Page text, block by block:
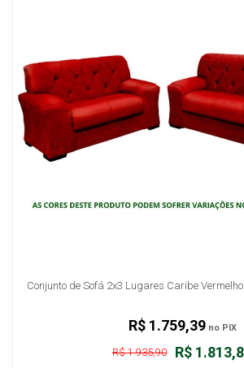
Conjunto de Sofá 2x3 Lugares Caribe
R$
R$ 1.935,90
R$ 1.759,39no PIX